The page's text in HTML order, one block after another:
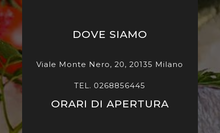
DOVE SIAMO
Viale Monte Nero, 20, 20135 Milano
TEL. 0268856445
ORARI DI APERTURA